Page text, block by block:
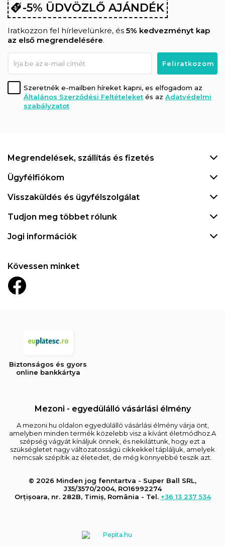
-5% ÜDVÖZLŐ AJÁNDÉK
Iratkozzon fel hírlevelünkre, és 5% kedvezményt kap
az első megrendelésére.
Szeretnék e-mailben híreket kapni, es elfogadom az
Általános Szerződési Feltételeket és az Adatvédelmi
szabályzatot
Megrendelések, szállítás és fizetés
Ügyfélfiókom
Visszaküldés és ügyfélszolgálat
Tudjon meg többet rólunk
Jogi információk
Kövessen minket
Biztonságos és gyors
online bankkártya
Mezoni - egyedülálló vásárlási élmény
A mezoni.hu oldalon egyedülálló vásárlási élmény várja önt,
amelyben minden termék közelebb visz a kívánt életmódhoz.A
szépség vágyát kínáljuk önnek, és nekiláttunk, hogy ezt a
szükségletet nagy változatosságú cikkekkel tápláljuk, amelyek
nemcsak szépítik az életedet, de még könnyebbé teszik azt.
© 2026 Minden jog fenntartva - Super Ball SRL,
J35/3570/2004, RO16992274
Orțișoara, nr. 282B, Timiș, România - Tel. +36 13 237 534